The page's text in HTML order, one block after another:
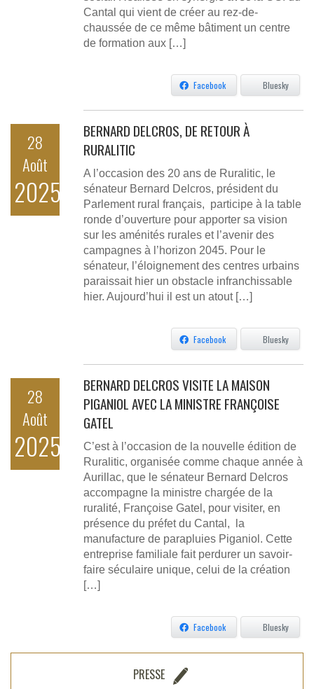
Cantal qui vient de créer au rez-de-
chaussée de ce même bâtiment un centre
de formation aux […]
Facebook Bluesky
28
Août
2025
BERNARD DELCROS, DE RETOUR À
RURALITIC
A l’occasion des 20 ans de Ruralitic, le
sénateur Bernard Delcros, président du
Parlement rural français, participe à la table
ronde d’ouverture pour apporter sa vision
sur les aménités rurales et l’avenir des
campagnes à l’horizon 2045. Pour le
sénateur, l’éloignement des centres urbains
paraissait hier un obstacle infranchissable
hier. Aujourd’hui il est un atout […]
Facebook Bluesky
28
Août
2025
BERNARD DELCROS VISITE LA MAISON
PIGANIOL AVEC LA MINISTRE FRANÇOISE
GATEL
C’est à l’occasion de la nouvelle édition de
Ruralitic, organisée comme chaque année à
Aurillac, que le sénateur Bernard Delcros
accompagne la ministre chargée de la
ruralité, Françoise Gatel, pour visiter, en
présence du préfet du Cantal, la
manufacture de parapluies Piganiol. Cette
entreprise familiale fait perdurer un savoir-
faire séculaire unique, celui de la création
[…]
Facebook Bluesky
PRESSE